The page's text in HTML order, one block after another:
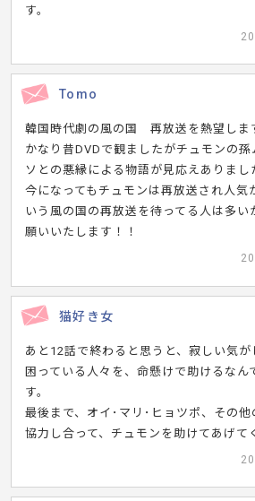
す。
Tomo
韓国時代劇の風の国 再放送を熱望しま
かなり昔DVDで観ましたがチュモンの
ソとの悪縁による物語が見応えありまし
今になってもチュモンは再放送され人気
いう風の国の再放送を待ってる人は多い
願いいたします！！
猫好き女
あと12話で終わると思うと、寂しい気が
困っている人々を、命懸けで助けるなん
す。
最後まで、オイ･マリ･ヒョツポ、その
協力し合って、チュモンを助けてあげて